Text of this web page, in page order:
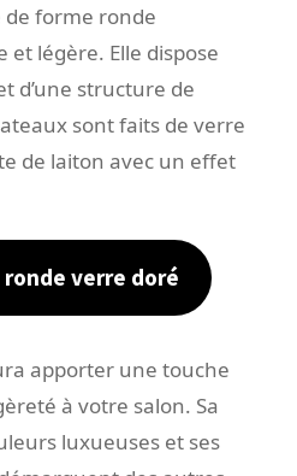
de forme ronde
et légère. Elle dispose
d’une structure de
sont faits de verre
de laiton avec un effet
ronde verre doré
apporter une touche
à votre salon. Sa
luxueuses et ses